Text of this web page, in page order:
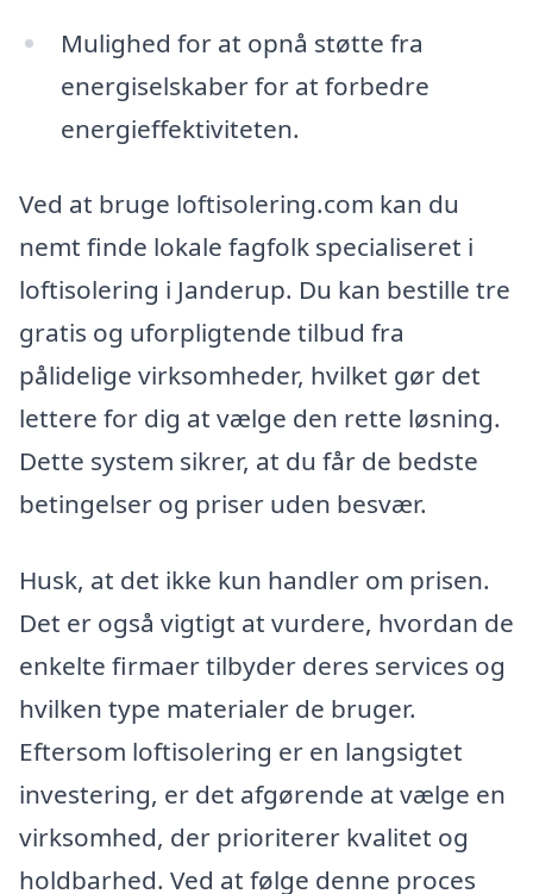
Mulighed for at opnå støtte fra
energiselskaber for at forbedre
energieffektiviteten.
Ved at bruge loftisolering.com kan du
nemt finde lokale fagfolk specialiseret i
loftisolering i Janderup. Du kan bestille tre
gratis og uforpligtende tilbud fra
pålidelige virksomheder, hvilket gør det
lettere for dig at vælge den rette løsning.
Dette system sikrer, at du får de bedste
betingelser og priser uden besvær.
Husk, at det ikke kun handler om prisen.
Det er også vigtigt at vurdere, hvordan de
enkelte firmaer tilbyder deres services og
hvilken type materialer de bruger.
Eftersom loftisolering er en langsigtet
investering, er det afgørende at vælge en
virksomhed, der prioriterer kvalitet og
holdbarhed. Ved at følge denne proces